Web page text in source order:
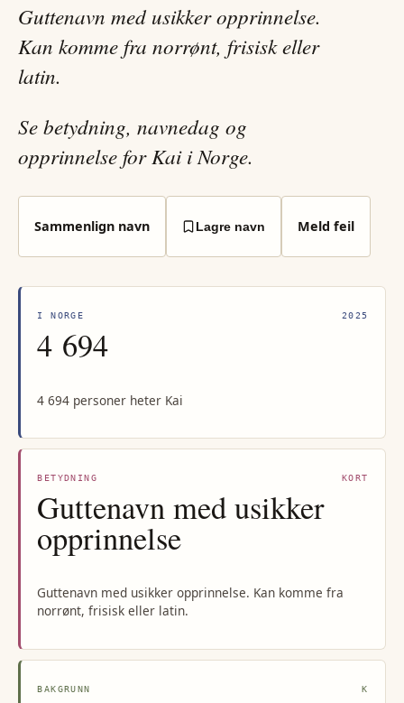
Guttenavn med usikker opprinnelse.
Kan komme fra norrønt, frisisk eller
latin.
Se betydning, navnedag og
opprinnelse for Kai i Norge.
Sammenlign navn Lagre navn Meld feil
I NORGE 2025
4 694
4 694 personer heter Kai
BETYDNING KORT
Guttenavn med usikker
opprinnelse
Guttenavn med usikker opprinnelse. Kan komme fra
norrønt, frisisk eller latin.
BAKGRUNN K